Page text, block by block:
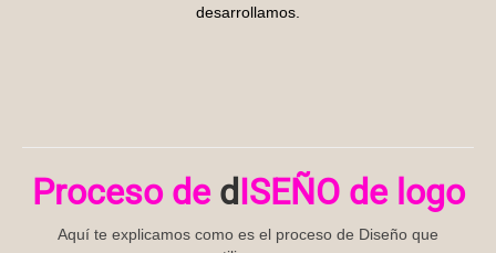
desarrollamos.
Proceso de d ISEÑO de logo
Aquí te explicamos como es el proceso de Diseño que